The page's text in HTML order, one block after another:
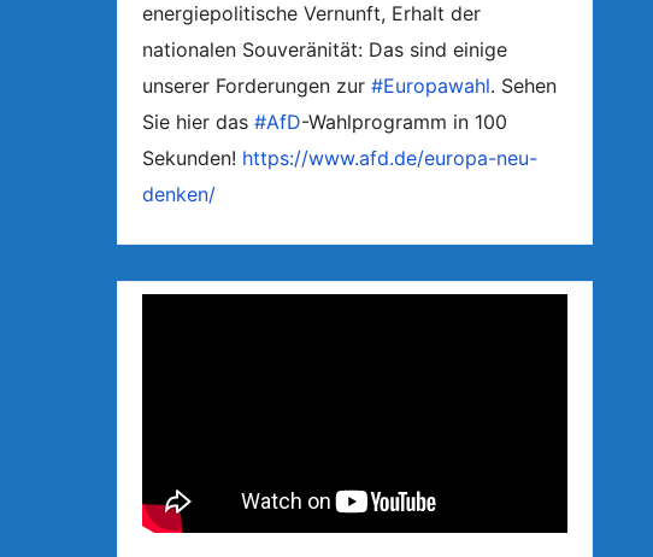
energiepolitische Vernunft, Erhalt der
nationalen Souveränität: Das sind einige
unserer Forderungen zur#Europawahl. Sehen
Sie hier das#AfD-Wahlprogramm in 100
Sekunden! https://www.afd.de/europa-neu-
denken/